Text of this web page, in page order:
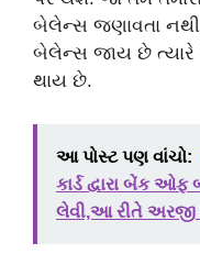
બેલેન્સ જણાવતા
બેલેન્સ જાય છે ત્યારે
થાય છે.
આ પોસ્ટ પણ વાંચો:
કાર્ડ દ્વારા બેંક ઓફ
લેવી,આ રીતે અરજી